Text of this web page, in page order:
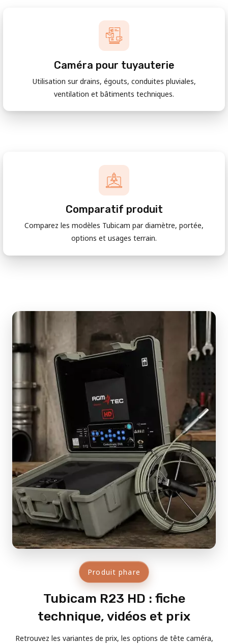
Caméra pour tuyauterie
Utilisation sur drains, égouts, conduites pluviales,
ventilation et bâtiments techniques.
Comparatif produit
Comparez les modèles Tubicam par diamètre, portée,
options et usages terrain.
Produit phare
Tubicam R23 HD : fiche
technique, vidéos et prix
Retrouvez les variantes de prix, les options de tête caméra,